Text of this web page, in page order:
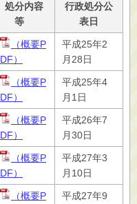
処分内容
等
行政処分公
表日
（概要P
DF）
平成25年2
月28日
（概要P
DF）
平成25年4
月1日
（概要P
DF）
平成26年7
月30日
（概要P
DF）
平成27年3
月10日
（概要P
平成27年9